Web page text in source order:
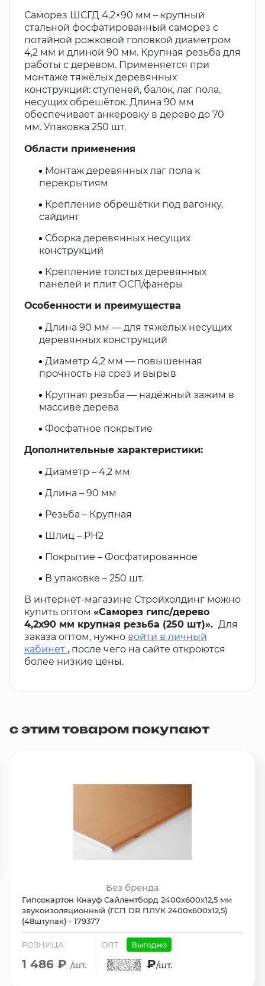
Саморез ШСГД 4,2×90 мм – крупный
стальной фосфатированный саморез с
потайной рожковой головкой диаметром
4,2 мм и длиной 90 мм. Крупная резьба для
работы с деревом. Применяется при
монтаже тяжёлых деревянных
конструкций: ступеней, балок, лаг пола,
несущих обрешёток. Длина 90 мм
обеспечивает анкеровку в дерево до 70
мм. Упаковка 250 шт.
Области применения
Монтаж деревянных лаг пола к
перекрытиям
Крепление обрешётки под вагонку,
сайдинг
Сборка деревянных несущих
конструкций
Крепление толстых деревянных
панелей и плит ОСП/фанеры
Особенности и преимущества
Длина 90 мм — для тяжёлых несущих
деревянных конструкций
Диаметр 4,2 мм — повышенная
прочность на срез и вырыв
Крупная резьба — надёжный зажим в
массиве дерева
Фосфатное покрытие
Дополнительные характеристики:
Диаметр – 4,2 мм
Длина – 90 мм
Резьба – Крупная
Шлиц – PH2
Покрытие – Фосфатированное
В упаковке – 250 шт.
В интернет-магазине Стройхолдинг можно
купить оптом «Саморез гипс/дерево
4,2х90 мм крупная резьба (250 шт)». Для
заказа оптом, нужно войти в личный
кабинет , после чего на сайте откроются
более низкие цены.
с этим товаром покупают
Без бренда
Гипсокартон Кнауф Сайлентборд 2400х600х12,5 мм
звукоизоляционный (ГСП DR ПЛУК 2400х600х12,5)
(48штупак) - 179377
РОЗНИЦА
1 486 ₽ /шт.
ОПТ Выгодно
₽/шт.